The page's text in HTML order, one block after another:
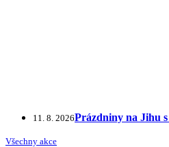
11. 8. 2026Prázdniny na Jihu
Všechny akce